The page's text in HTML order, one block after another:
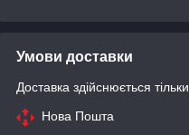
Умови доставки
Доставка здійснюється
Нова Пошта